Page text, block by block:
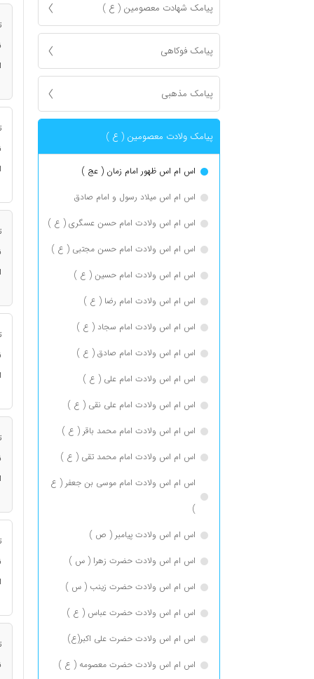
پیامک شهادت معصومين ( ع )
پیامک فوکاهی
پیامک مذهبی
پیامک ولادت معصومین ( ع )
اس ام اس ظهور امام زمان ( عج )
اس ام اس میلاد رسول و امام صادق
اس ام اس ولادت امام حسن عسگری ( ع )
اس ام اس ولادت امام حسن مجتبی ( ع )
اس ام اس ولادت امام حسین ( ع )
اس ام اس ولادت امام رضا ( ع )
اس ام اس ولادت امام سجاد ( ع )
اس ام اس ولادت امام صادق ( ع )
اس ام اس ولادت امام علی ( ع )
اس ام اس ولادت امام علی نقی ( ع )
اس ام اس ولادت امام محمد باقر ( ع )
اس ام اس ولادت امام محمد تقی ( ع )
اس ام اس ولادت امام موسی بن جعفر ( ع
)
اس ام اس ولادت پیامبر ( ص )
اس ام اس ولادت حضرت زهرا ( س )
اس ام اس ولادت حضرت زینب ( س )
اس ام اس ولادت حضرت عباس ( ع )
اس ام اس ولادت حضرت علی اکبر(ع)
اس ام اس ولادت حضرت معصومه ( ع )